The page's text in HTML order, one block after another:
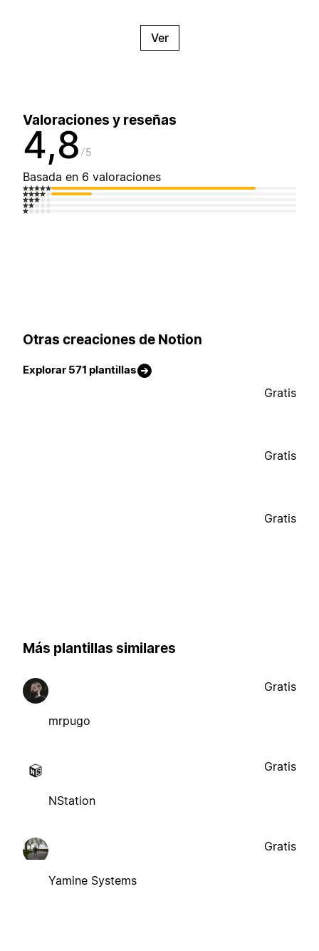
Ver
Valoraciones y reseñas
4,8 5
Basada en 6 valoraciones
Otras creaciones de Notion
Explorar 571 plantillas
Gratis
Gratis
Gratis
Más plantillas similares
mrpugo
Gratis
NStation
Gratis
Yamine Systems
Gratis